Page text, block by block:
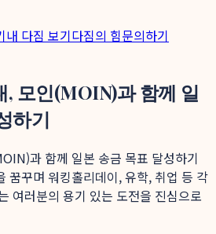
내 다짐 보기다짐의 힘문의하기
, 모인(MOIN)과 함께 일
하기
과 함께 일본 송금 목표 달성하기
꿈꾸며 워킹홀리데이, 유학, 취업 등 각
여러분의 용기 있는 도전을 진심으로